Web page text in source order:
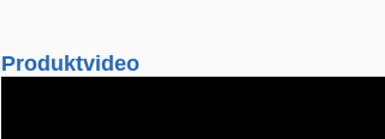
Produktvideo